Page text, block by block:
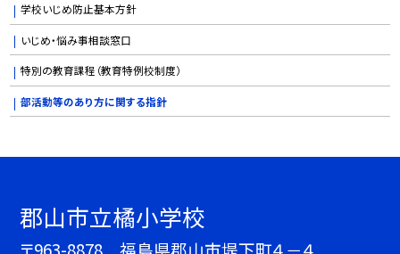
学校いじめ防止基本方針
いじめ・悩み事相談窓口
特別の教育課程（教育特例校制度）
部活動等のあり方に関する指針
郡山市立橘小学校